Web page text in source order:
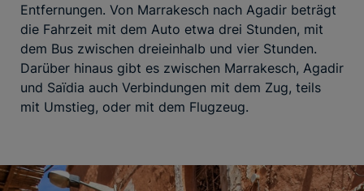
Entfernungen. Von Marrakesch nach Agadir beträgt
die Fahrzeit mit dem Auto etwa drei Stunden, mit
dem Bus zwischen dreieinhalb und vier Stunden.
Darüber hinaus gibt es zwischen Marrakesch, Agadir
und Saïdia auch Verbindungen mit dem Zug, teils
mit Umstieg, oder mit dem Flugzeug.